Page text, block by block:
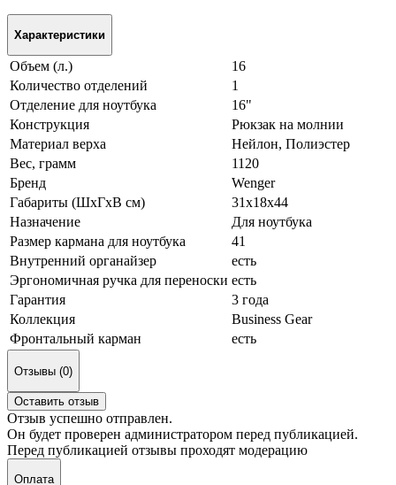
Характеристики
Объем (л.)
16
Количество отделений
1
Отделение для ноутбука
16"
Конструкция
Рюкзак на молнии
Материал верха
Нейлон, Полиэстер
Вес, грамм
1120
Бренд
Wenger
Габариты (ШxГxВ см)
31x18x44
Назначение
Для ноутбука
Размер кармана для ноутбука
41
Внутренний органайзер
есть
Эргономичная ручка для переноски есть
Гарантия
3 года
Коллекция
Business Gear
Фронтальный карман
есть
Отзывы (0)
Оставить отзыв
Отзыв успешно отправлен.
Он будет проверен администратором перед публикацией.
Перед публикацией отзывы проходят модерацию
Оплата